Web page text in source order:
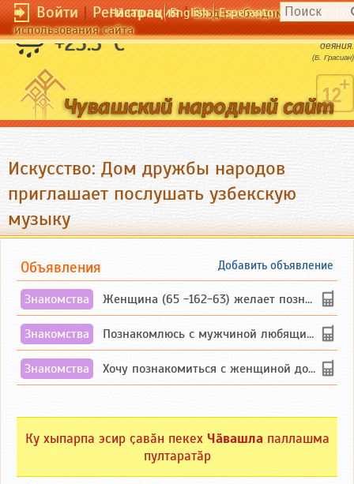
Войти|Регистрация|Вход необходим для
использования сайта
Чӑвашла English Esperanto
+23.5 °C
Защита дурного деяния хуже самого
деяния.
(Б. Грасиан)
Искусство: Дом дружбы народов
приглашает послушать узбекскую
музыку
Добавить объявление
Объявления
Знакомства Женщина (65 -162-63) желает познакомиться с одиноким, добродушным, без вредных ...
Знакомства Познакомлюсь с мужчиной любящим танцевать и петь на родном чувашском языке
Знакомства Хочу познакомиться с женщиной до 55 лет чувашской или русской национальности дл...
Ку хыпарпа эсир ҫавӑн пекех Чӑвашла паллашма
пултаратӑр